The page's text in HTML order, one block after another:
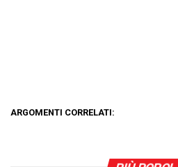
ARGOMENTI CORRELATI: